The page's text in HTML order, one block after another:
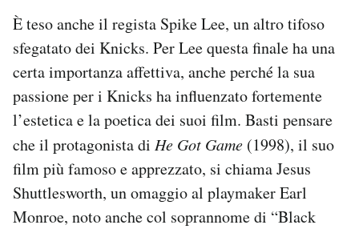
È teso anche il regista Spike Lee, un altro tifoso
sfegatato dei Knicks. Per Lee questa finale ha una
certa importanza affettiva, anche perché la sua
passione per i Knicks ha influenzato fortemente
l’estetica e la poetica dei suoi film. Basti pensare
che il protagonista di He Got Game (1998), il suo
film più famoso e apprezzato, si chiama Jesus
Shuttlesworth, un omaggio al playmaker Earl
Monroe, noto anche col soprannome di “Black